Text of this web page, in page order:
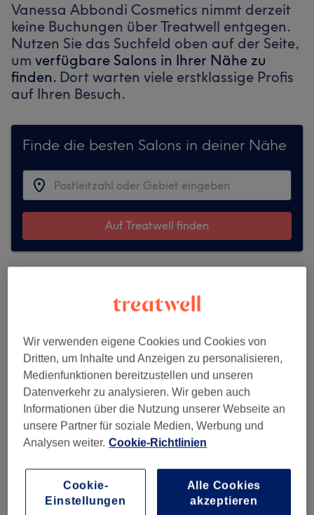
Vanessa Abbondi Cosmetics nimmt derzeit
keine Buchungen über Treatwell entgegen.
Nutzen Sie das Suchfeld oben auf der Seite,
um verfügbare Salons in Ihrer Nähe zu
finden. Dort warten viele erstklassige Profis
auf Ihren Besuch.
Finde die besten Salons in deiner Nähe
Auf Treatwell finden
Beautique Kosmetik Charlottenburg
783 reviews
Wir verwenden eigene Cookies und Cookies von
Dritten, um Inhalte und Anzeigen zu personalisieren,
Medienfunktionen bereitzustellen und unseren
Datenverkehr zu analysieren. Wir geben auch
Informationen über die Nutzung unserer Webseite an
unsere Partner für soziale Medien, Werbung und
Analysen weiter. Cookie-Richtlinien
Cookie-
Einstellungen
Alle Cookies
akzeptieren